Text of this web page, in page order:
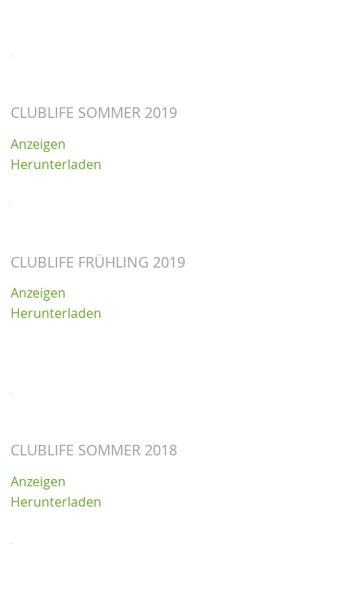
CLUBLIFE SOMMER 2019
Anzeigen
Herunterladen
CLUBLIFE FRÜHLING 2019
Anzeigen
Herunterladen
CLUBLIFE SOMMER 2018
Anzeigen
Herunterladen